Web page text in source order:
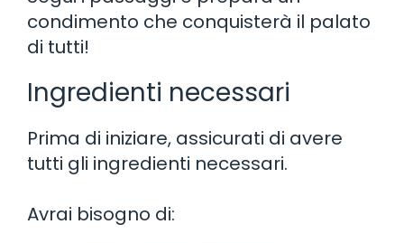
condimento che conquisterà il palato
di tutti!
Ingredienti necessari
Prima di iniziare, assicurati di avere
tutti gli ingredienti necessari.
Avrai bisogno di: